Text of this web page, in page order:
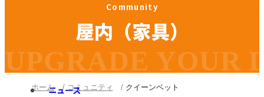
よくある質問
マニュアル
旧バージョンダウンロード
ニュース
Co mmu nity
屋内 （家具）
UPGRADE YOUR
ホーム コミュニティ クイーンベット